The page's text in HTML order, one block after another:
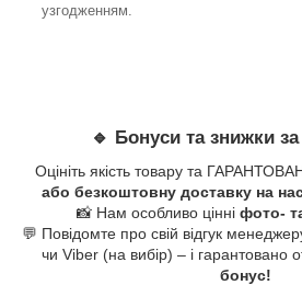
узгодженням.
🔹 Бонуси та знижки за
Оцініть якість товару та
або безкоштовну доставку на
📸 Нам особливо цінні фото-
💬 Повідомте про свій відгук
чи Viber (на вибір) – і гарантовано
бонус!